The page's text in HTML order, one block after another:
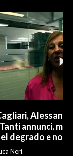
annunci,
degrado e non
Neri